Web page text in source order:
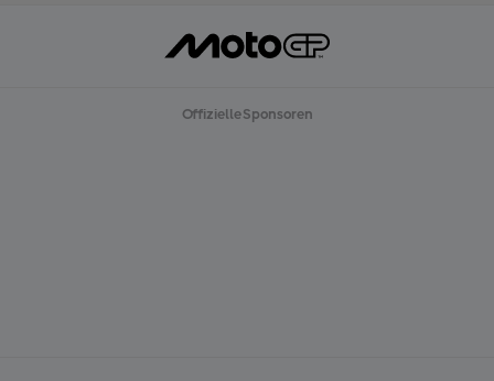
Offizielle Sponsoren